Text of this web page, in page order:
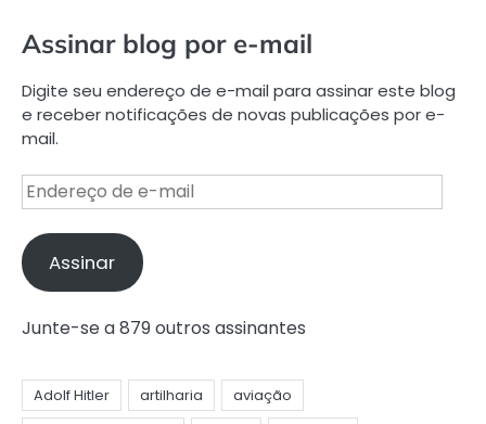
Assinar blog por e-mail
Digite seu endereço de e-mail para assinar este blog
e receber notificações de novas publicações por e-
mail.
Endereço
de
e-
mailAssinar
Junte-se a 879 outros assinantes